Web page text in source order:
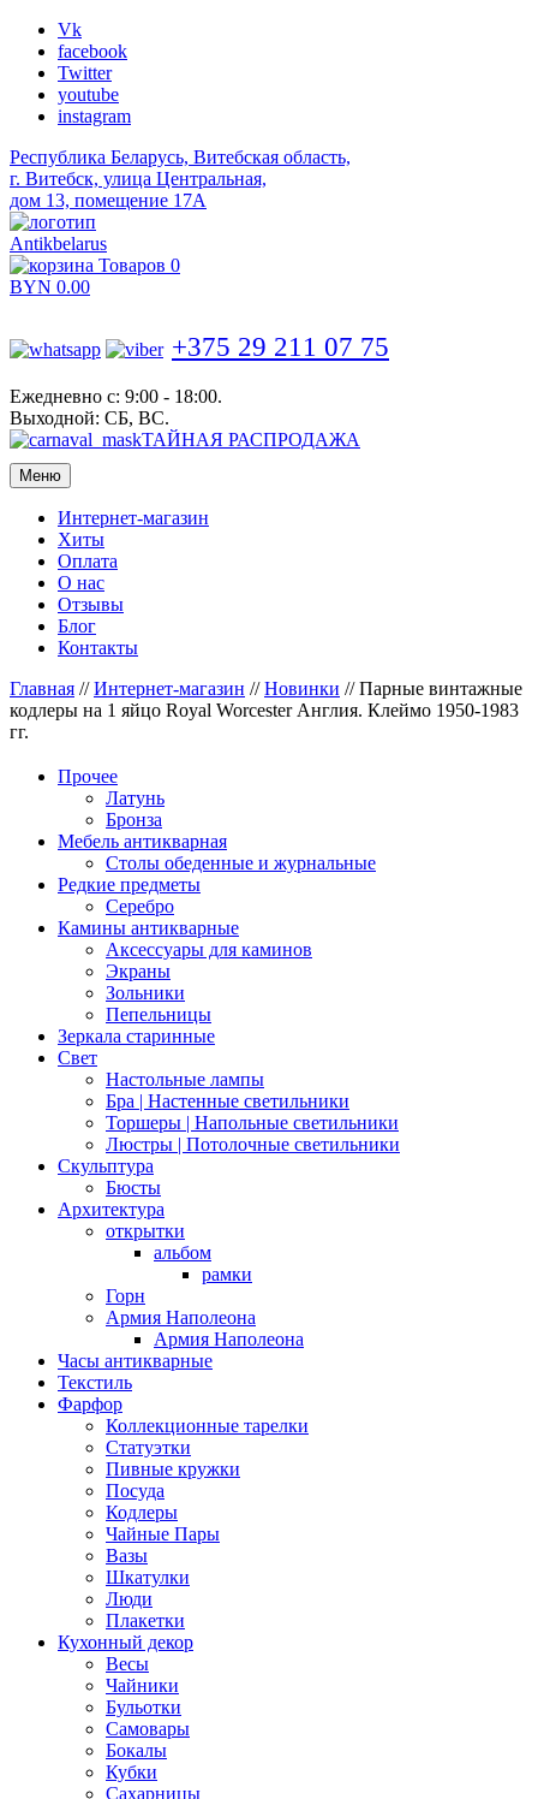
Vk
facebook
Twitter
youtube
instagram
Республика Беларусь, Витебская область,
г. Витебск, улица Центральная,
дом 13, помещение 17А
Antikbelarus
Товаров 0
BYN 0.00
+375 29 211 07 75
Ежедневно с: 9:00 - 18:00.
Выходной: СБ, ВС.
ТАЙНАЯ РАСПРОДАЖА
Меню
Интернет-магазин
Хиты
Оплата
О нас
Отзывы
Блог
Контакты
Главная //Интернет-магазин //Новинки //Парные винтажные
кодлеры на 1 яйцо Royal Worcester Англия. Клеймо 1950-1983
гг.
Прочее
Латунь
Бронза
Мебель антикварная
Столы обеденные и журнальные
Редкие предметы
Серебро
Камины антикварные
Аксессуары для каминов
Экраны
Зольники
Пепельницы
Зеркала старинные
Свет
Настольные лампы
Бра | Настенные светильники
Торшеры | Напольные светильники
Люстры | Потолочные светильники
Скульптура
Бюсты
Архитектура
открытки
альбом
рамки
Горн
Армия Наполеона
Армия Наполеона
Часы антикварные
Текстиль
Фарфор
Коллекционные тарелки
Статуэтки
Пивные кружки
Посуда
Кодлеры
Чайные Пары
Вазы
Шкатулки
Люди
Плакетки
Кухонный декор
Весы
Чайники
Бульотки
Самовары
Бокалы
Кубки
Сахарницы